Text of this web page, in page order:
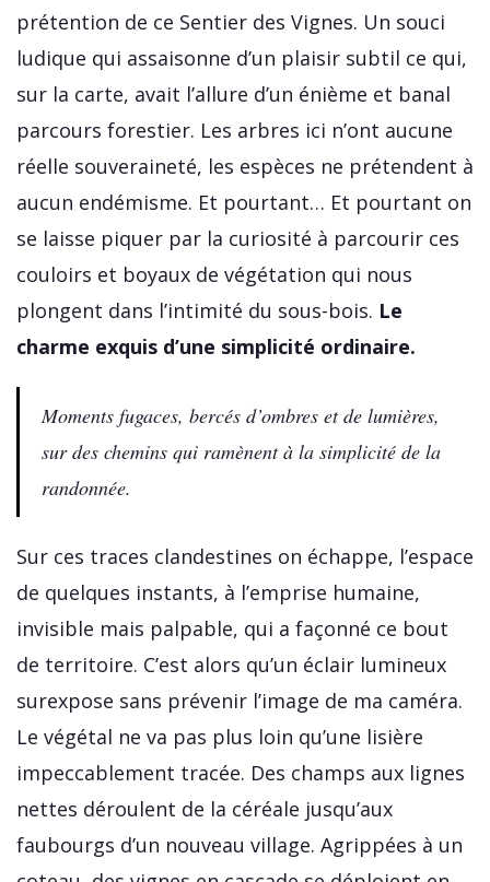
prétention de ce Sentier des Vignes. Un souci
ludique qui assaisonne d’un plaisir subtil ce qui,
sur la carte, avait l’allure d’un énième et banal
parcours forestier. Les arbres ici n’ont aucune
réelle souveraineté, les espèces ne prétendent à
aucun endémisme. Et pourtant… Et pourtant on
se laisse piquer par la curiosité à parcourir ces
couloirs et boyaux de végétation qui nous
plongent dans l’intimité du sous-bois. Le
charme exquis d’une simplicité ordinaire.
Moments fugaces, bercés d’ombres et de lumières,
sur des chemins qui ramènent à la simplicité de la
randonnée.
Sur ces traces clandestines on échappe, l’espace
de quelques instants, à l’emprise humaine,
invisible mais palpable, qui a façonné ce bout
de territoire. C’est alors qu’un éclair lumineux
surexpose sans prévenir l’image de ma caméra.
Le végétal ne va pas plus loin qu’une lisière
impeccablement tracée. Des champs aux lignes
nettes déroulent de la céréale jusqu’aux
faubourgs d’un nouveau village. Agrippées à un